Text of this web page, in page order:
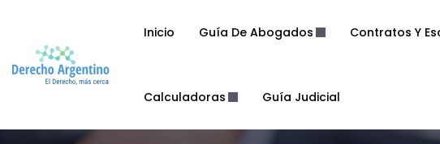
Inicio Guía De Abogados Contratos Y
Calculadoras Guía Judicial